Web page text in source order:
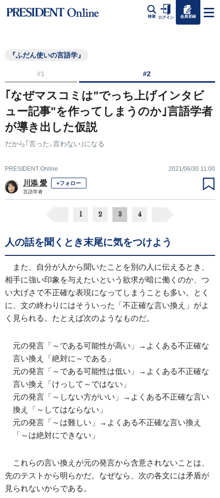
検索 ログイン 会員登録
『ふだん使いの言語学』
#1 #2
｢なぜマスコミは"でっち上げインタビ
ュー記事"を作ってしまうのか｣言語学者
が導き出した仮説
だから｢言った､言わない｣になる
PRESIDENT Online 2021/06/30 11:00
川添 愛 +フォロー
言語学者
1 2 3 4
人の話を聞くとき末尾に気をつけよう
また、自分が人から聞いたことを別の人に伝えるとき、
相手に強い印象を与えたいという欲求が暗に働くのか、つ
い大げさで不正確な表現になってしまうことも多い。とく
に、文の終わりにはそういった「不正確な言い換え」がよ
く見られる。たとえば次のようなものだ。
元の発言「～である可能性が高い」→よくある不正確な
言い換え「絶対に～である」
元の発言「～である可能性は低い」→よくある不正確な
言い換え「けっして～ではない」
元の発言「～しない方がいい」→よくある不正確な言い
換え「～してはならない」
元の発言「～は難しい」→よくある不正確な言い換え
「～は絶対にできない」
これらの言い換えが元の発言から含意されないことは、
先のテストから明らかだ。なぜなら、次の各文には矛盾が
見られないからである。